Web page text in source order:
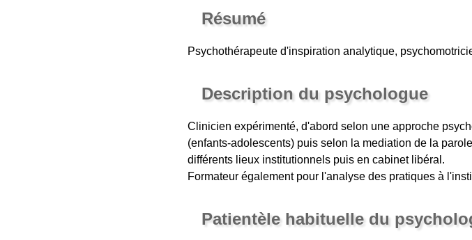
Résumé
Psychothérapeute d'inspiration analytique,
Description du psychologue
Clinicien expérimenté, d'abord selon une approche
(enfants-adolescents) puis selon la mediation de la
différents lieux institutionnels puis en cabinet libéral.
Formateur également pour l'analyse des pratiques à
Patientèle habituelle du